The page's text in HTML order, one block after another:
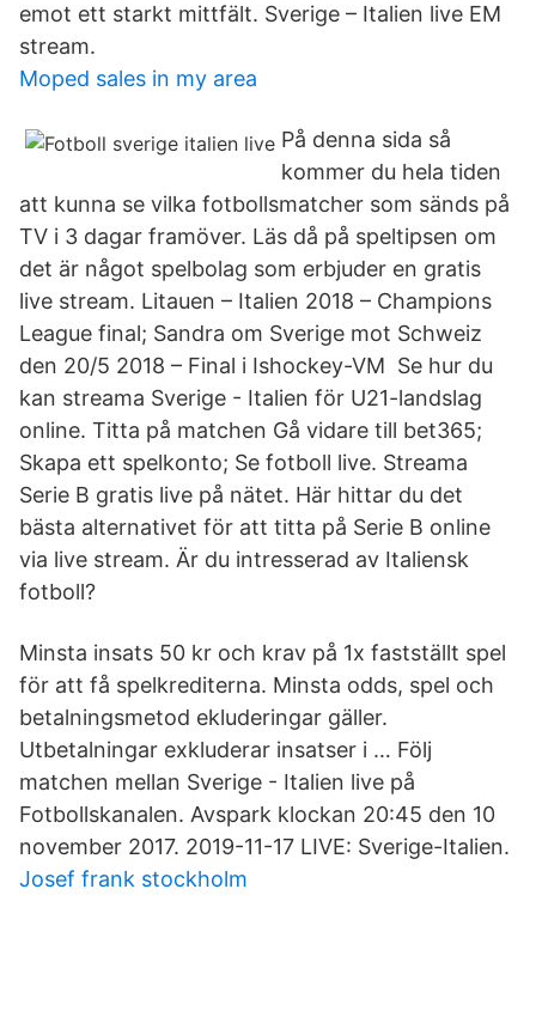
emot ett starkt mittfält. Sverige – Italien live EM
stream.
Moped sales in my area
På denna sida så
kommer du hela tiden
att kunna se vilka fotbollsmatcher som sänds på
TV i 3 dagar framöver. Läs då på speltipsen om
det är något spelbolag som erbjuder en gratis
live stream. Litauen – Italien 2018 – Champions
League final; Sandra om Sverige mot Schweiz
den 20/5 2018 – Final i Ishockey-VM Se hur du
kan streama Sverige - Italien för U21-landslag
online. Titta på matchen Gå vidare till bet365;
Skapa ett spelkonto; Se fotboll live. Streama
Serie B gratis live på nätet. Här hittar du det
bästa alternativet för att titta på Serie B online
via live stream. Är du intresserad av Italiensk
fotboll?
Minsta insats 50 kr och krav på 1x fastställt spel
för att få spelkrediterna. Minsta odds, spel och
betalningsmetod ekluderingar gäller.
Utbetalningar exkluderar insatser i … Följ
matchen mellan Sverige - Italien live på
Fotbollskanalen. Avspark klockan 20:45 den 10
november 2017. 2019-11-17 LIVE: Sverige-Italien.
Josef frank stockholm